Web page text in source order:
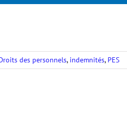
des personnels, indemnités, PES